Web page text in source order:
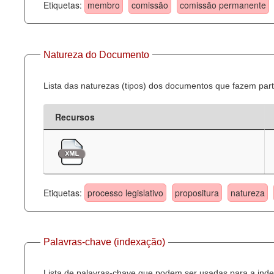
Etiquetas: membro comissão comissão permanente
Natureza do Documento
Lista das naturezas (tipos) dos documentos que fazem
Recursos
Etiquetas: processo legislativo propositura natureza
Palavras-chave (indexação)